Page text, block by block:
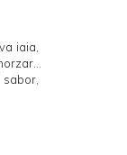
iaia,